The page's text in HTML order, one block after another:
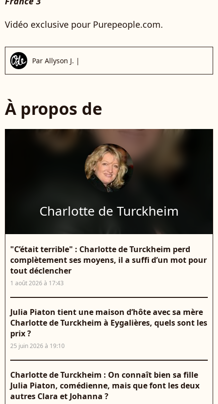
Vidéo exclusive pour Purepeople.com.
Par Allyson J. |
À propos de
Charlotte de Turckheim
"C’était terrible" : Charlotte de Turckheim perd
complètement ses moyens, il a suffi d’un mot pour
tout déclencher
1 août 2026 à 17:43
Julia Piaton tient une maison d’hôte avec sa mère
Charlotte de Turckheim à Eygalières, quels sont les
prix ?
25 juin 2026 à 19:10
Charlotte de Turckheim : On connaît bien sa fille
Julia Piaton, comédienne, mais que font les deux
autres Clara et Johanna ?